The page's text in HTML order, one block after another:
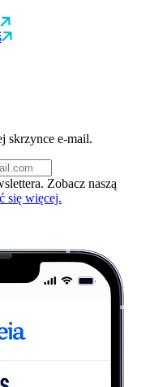
skrzynce e-mail.
Zobacz naszą
się więcej.